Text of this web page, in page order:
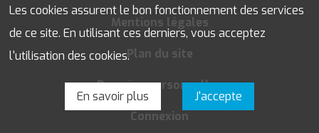
Mentions légales
Plan du site
Données personnelles
Connexion
En savoir plus J'accepte
Les cookies assurent le bon fonctionnement des services
de ce site. En utilisant ces derniers, vous acceptez
l'utilisation des cookies.